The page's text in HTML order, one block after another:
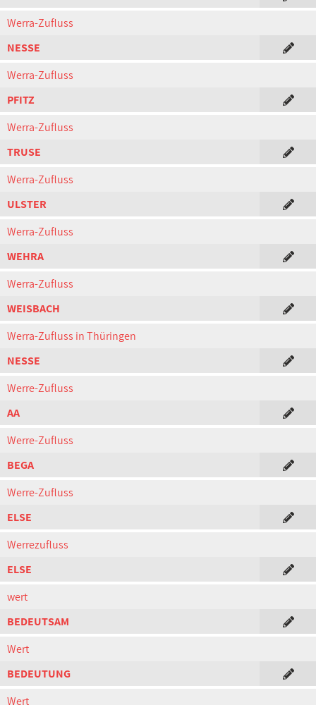
Werra-Zufluss
NESSE
Werra-Zufluss
PFITZ
Werra-Zufluss
TRUSE
Werra-Zufluss
ULSTER
Werra-Zufluss
WEHRA
Werra-Zufluss
WEISBACH
Werra-Zufluss in Thüringen
NESSE
Werre-Zufluss
AA
Werre-Zufluss
BEGA
Werre-Zufluss
ELSE
Werrezufluss
ELSE
wert
BEDEUTSAM
Wert
BEDEUTUNG
Wert